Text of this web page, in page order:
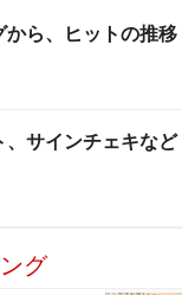
ら、ヒットの推移
サインチェキなど
グ